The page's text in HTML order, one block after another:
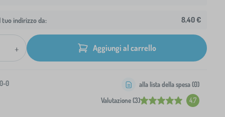
tuo indirizzo da: 8,40 €
+ Aggiungi al carrello
0
Valutazione (3) 4.7
alla lista della spesa (0)